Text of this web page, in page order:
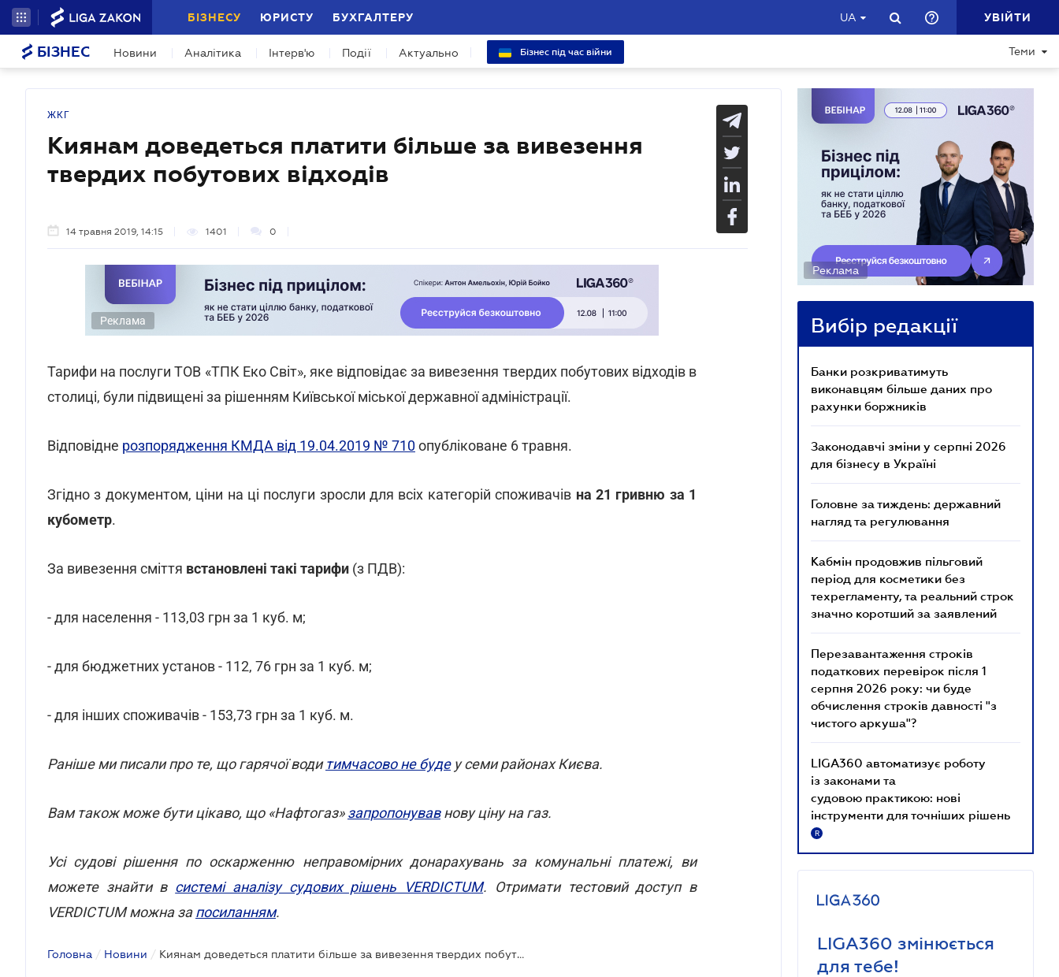
БІЗНЕСУ ЮРИСТУ БУХГАЛТЕРУ UA УВІЙТИ
БІЗНЕС Новини Аналітика Інтерв'ю Події Актуально Бізнес під час війни Теми
ЖКГ
Киянам доведеться платити більше за вивезення
твердих побутових відходів
14 травня 2019, 14:15 1401 0
Реклама
Тарифи на послуги ТОВ «ТПК Еко Світ», яке відповідає за вивезення твердих побутових відходів в
столиці, були підвищені за рішенням Київської міської державної адміністрації.
Відповідне розпорядження КМДА від 19.04.2019 № 710опубліковане 6 травня.
Згідно з документом, ціни на ці послуги зросли для всіх категорій споживачів на 21 гривню за 1
кубометр.
За вивезення сміття встановлені такі тарифи (з ПДВ):
- для населення - 113,03 грн за 1 куб. м;
- для бюджетних установ - 112, 76 грн за 1 куб. м;
- для інших споживачів - 153,73 грн за 1 куб. м.
Раніше ми писали про те, що гарячої водитимчасово не будеу семи районах Києва.
Вам також може бути цікаво, що «Нафтогаз»запропонувавнову ціну на газ.
Усі судові рішення по оскарженню неправомірних донарахувань за комунальні платежі, ви
можете знайти в системі аналізу судових рішень VERDICTUM. Отримати тестовий доступ в
VERDICTUM можна запосиланням.
Головна / Новини / Киянам доведеться платити більше за вивезення твердих побутових відходів
Реклама
Вибір редакції
Банки розкриватимуть
виконавцям більше даних про
рахунки боржників
Законодавчі зміни у серпні 2026
для бізнесу в Україні
Головне за тиждень: державний
нагляд та регулювання
Кабмін продовжив пільговий
період для косметики без
техрегламенту, та реальний строк
значно коротший за заявлений
Перезавантаження строків
податкових перевірок після 1
серпня 2026 року: чи буде
обчислення строків давності "з
чистого аркуша"?
LIGA360 автоматизує роботу
із законами та
судовою практикою: нові
інструменти для точніших рішень
R
LIGA360 змінюється
для тебе!